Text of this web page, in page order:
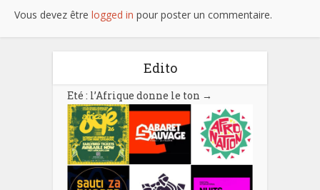
Vous devez être logged in pour poster un commentaire.
Edito
Eté : l’Afrique donne le ton →